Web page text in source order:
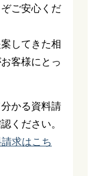
ご安心くだ
してきた相
客様にとっ
かる資料請
ください。
求はこち